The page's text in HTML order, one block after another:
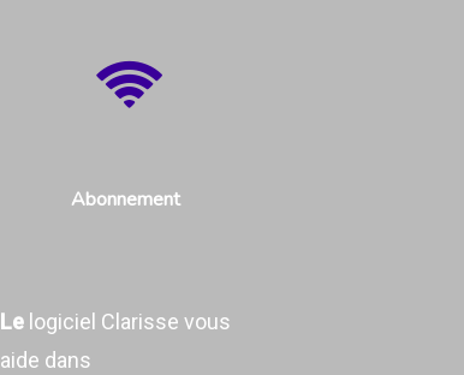
Abonnement
Lelogiciel Clarisse vous
aide dans